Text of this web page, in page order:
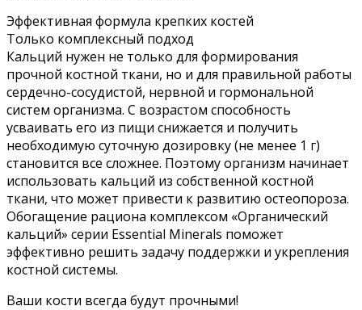
Эффективная формула крепких костей
Только комплексный подход
Кальций нужен не только для формирования
прочной костной ткани, но и для правильной работы
сердечно-сосудистой, нервной и гормональной
систем организма. С возрастом способность
усваивать его из пищи снижается и получить
необходимую суточную дозировку (не менее 1 г)
становится все сложнее. Поэтому организм начинает
использовать кальций из собственной костной
ткани, что может привести к развитию остеопороза.
Обогащение рациона комплексом «Органический
кальций» серии Essential Minerals поможет
эффективно решить задачу поддержки и укрепления
костной системы.
Ваши кости всегда будут прочными!